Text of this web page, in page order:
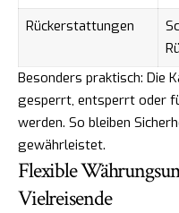
Rückerstattungen
Besonders praktisch: Die
gesperrt, entsperrt oder
werden. So bleiben
gewährleistet.
Flexible
Vielreisende